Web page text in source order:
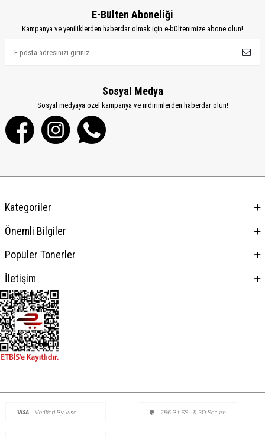
E-Bülten Aboneliği
Kampanya ve yeniliklerden haberdar olmak için e-bültenimize abone olun!
Sosyal Medya
Sosyal medyaya özel kampanya ve indirimlerden haberdar olun!
Kategoriler
Önemli Bilgiler
Popüler Tonerler
İletişim